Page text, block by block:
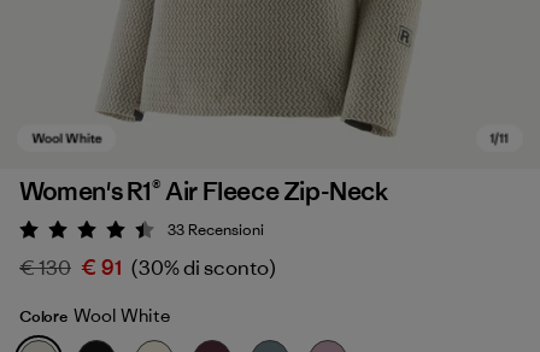
Women's R1® Air Fleece Zip-Neck
Valutazione: 4.4 / 5
33 Recensioni
€ 130 € 91 (30% di sconto)
Colore Wool White